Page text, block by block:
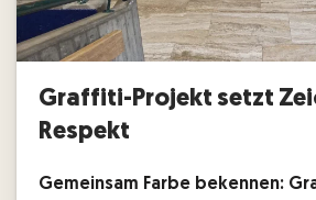
Graffiti-Projekt setzt
Respekt
Gemeinsam Farbe bekennen: